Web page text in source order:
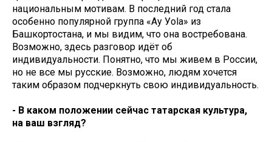
национальным мотивам. В последний год стала
особенно популярной группа «Ay Уola» из
Башкортостана, и мы видим, что она востребована.
Возможно, здесь разговор идёт об
индивидуальности. Понятно, что мы живем в России,
но не все мы русские. Возможно, людям хочется
таким образом подчеркнуть свою индивидуальность.
- В каком положении сейчас татарская культура,
на ваш взгляд?